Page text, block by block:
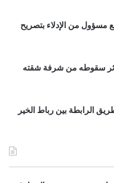
مسؤول من الإدلاء بتصريح
سقوطه من شرفة شقته
الرابطة بين رباط الخير